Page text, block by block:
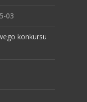
03
konkursu